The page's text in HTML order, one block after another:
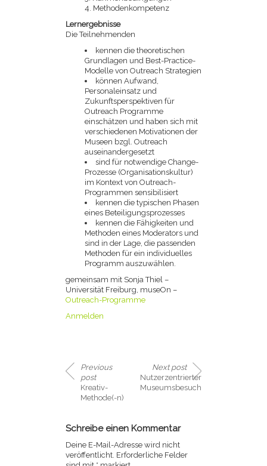
Methodenkompetenz
Lernergebnisse
Die Teilnehmenden
kennen die theoretischen
Grundlagen und Best-Practice-
Modelle von Outreach Strategien
können Aufwand,
Personaleinsatz und
Zukunftsperspektiven für
Outreach Programme
einschätzen und haben sich mit
verschiedenen Motivationen der
Museen bzgl. Outreach
auseinandergesetzt
sind für notwendige Change-
Prozesse (Organisationskultur)
im Kontext von Outreach-
Programmen sensibilisiert
kennen die typischen Phasen
eines Beteiligungsprozesses
kennen die Fähigkeiten und
Methoden eines Moderators und
sind in der Lage, die passenden
Methoden für ein individuelles
Programm auszuwählen.
gemeinsam mit Sonja Thiel –
Universität Freiburg, museOn –
Outreach-Programme
Anmelden
Previous
post
Kreativ-
Methode(-n)
Next post
Nutzerzentrierter
Museumsbesuch
Schreibe einen Kommentar
Deine E-Mail-Adresse wird nicht
veröffentlicht. Erforderliche Felder